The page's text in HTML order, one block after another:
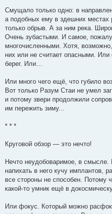
Смущало только одно: в
а подобных ему в здешних
только обрыв. А за ним река.
Очень зубастыми. И самое,
многочисленными. Хотя,
них или не считает опасными.
берег. Или…
Или много чего ещё, что губило
Вот только Разум Стаи не умел
и потому звери продолжили
им пережить зиму...
* * *
Круговой обзор — это нечто!
Нечто неудобоваримое, в
напихать в него кучу имплантов,
все стороны не способен. Потому
какой-то умник ещё в
Или фокус. Который можно